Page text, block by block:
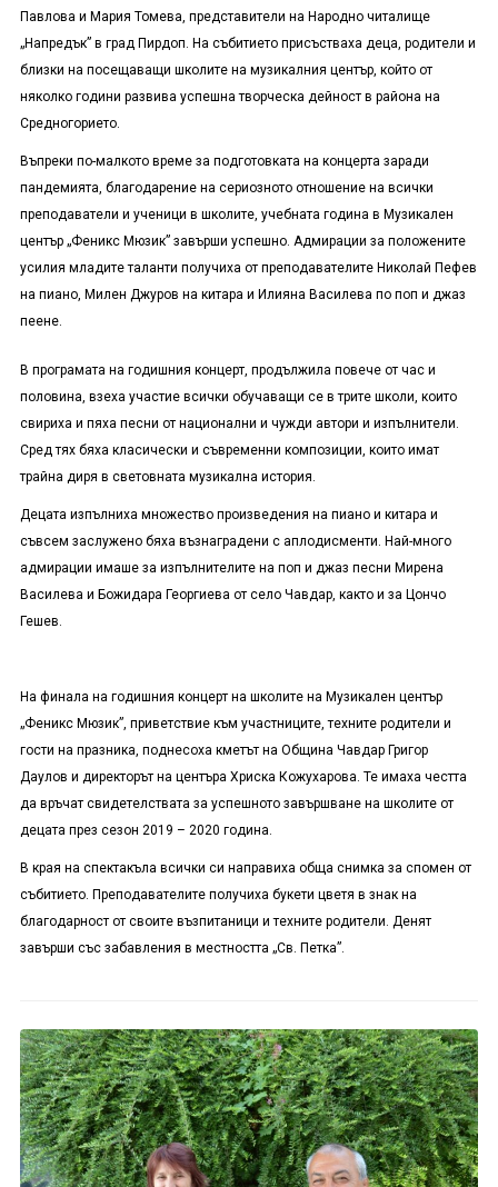
Павлова и Мария Томева, представители на Народно читалище
„Напредък” в град Пирдоп. На събитието присъстваха деца, родители и
близки на посещаващи школите на музикалния център, който от
няколко години развива успешна творческа дейност в района на
Средногорието.
Въпреки по-малкото време за подготовката на концерта заради
пандемията, благодарение на сериозното отношение на всички
преподаватели и ученици в школите, учебната година в Музикален
център „Феникс Мюзик” завърши успешно. Адмирации за положените
усилия младите таланти получиха от преподавателите Николай Пефев
на пиано, Милен Джуров на китара и Илияна Василева по поп и джаз
пеене.
В програмата на годишния концерт, продължила повече от час и
половина, взеха участие всички обучаващи се в трите школи, които
свириха и пяха песни от национални и чужди автори и изпълнители.
Сред тях бяха класически и съвременни композиции, които имат
трайна диря в световната музикална история.
Децата изпълниха множество произведения на пиано и китара и
съвсем заслужено бяха възнаградени с аплодисменти. Най-много
адмирации имаше за изпълнителите на поп и джаз песни Мирена
Василева и Божидара Георгиева от село Чавдар, както и за Цончо
Гешев.
На финала на годишния концерт на школите на Музикален център
„Феникс Мюзик”, приветствие към участниците, техните родители и
гости на празника, поднесоха кметът на Община Чавдар Григор
Даулов и директорът на центъра Хриска Кожухарова. Те имаха честта
да връчат свидетелствата за успешното завършване на школите от
децата през сезон 2019 – 2020 година.
В края на спектакъла всички си направиха обща снимка за спомен от
събитието. Преподавателите получиха букети цветя в знак на
благодарност от своите възпитаници и техните родители. Денят
завърши със забавления в местността „Св. Петка”.